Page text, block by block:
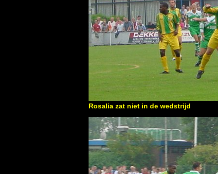
Rosalia zat niet in de wedstrijd